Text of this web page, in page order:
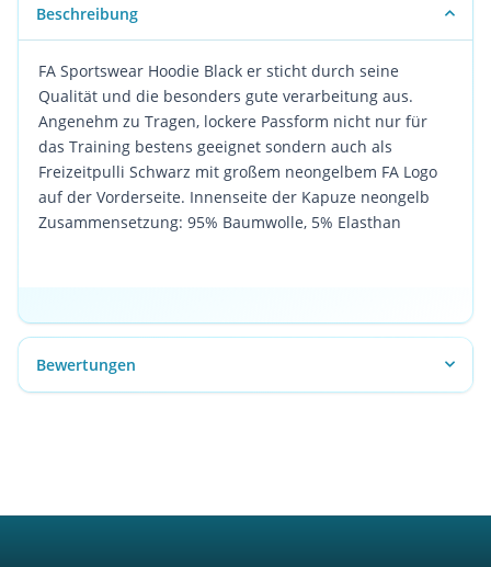
Beschreibung
FA Sportswear Hoodie Black er sticht durch seine
Qualität und die besonders gute verarbeitung aus.
Angenehm zu Tragen, lockere Passform nicht nur für
das Training bestens geeignet sondern auch als
Freizeitpulli Schwarz mit großem neongelbem FA Logo
auf der Vorderseite. Innenseite der Kapuze neongelb
Zusammensetzung: 95% Baumwolle, 5% Elasthan
Bewertungen